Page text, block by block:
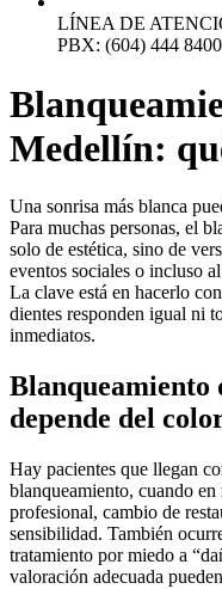
LÍNEA DE
PBX: (604) 444 8400
Medellín:
Una sonrisa más blanca
Para muchas personas, el
solo de estética, sino de
eventos sociales o incluso
La clave está en hacerlo
dientes responden igual ni
inmediatos.
Blanqueamiento
depende del
Hay pacientes que llegan
blanqueamiento, cuando
profesional, cambio de
sensibilidad. También
tratamiento por miedo a
valoración adecuada